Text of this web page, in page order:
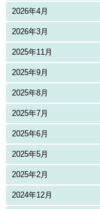
2026年4月
2026年3月
2025年11月
2025年9月
2025年8月
2025年7月
2025年6月
2025年5月
2025年2月
2024年12月